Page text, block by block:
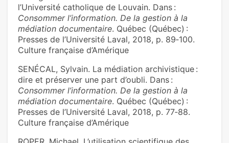
l’Université catholique de Louvain. Dans :
Consommer l’information. De la gestion à la
médiation documentaire. Québec (Québec) :
Presses de l’Université Laval, 2018, p. 89‑100.
Culture française d’Amérique
SENÉCAL, Sylvain. La médiation archivistique :
dire et préserver une part d’oubli. Dans :
Consommer l’information. De la gestion à la
médiation documentaire. Québec (Québec) :
Presses de l’Université Laval, 2018, p. 77‑88.
Culture française d’Amérique